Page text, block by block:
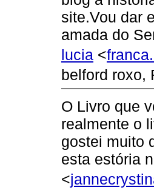
site.Vou dar
amada do
lucia <
belford roxo,
O Livro que
realmente o
gostei muito
esta estória
<